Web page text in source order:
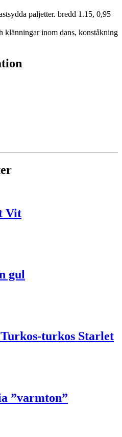
paljetter. bredd 1.15, 0,95
klänningar inom dans, konståkning
Vit
gul
turkos Starlet
”varmton”